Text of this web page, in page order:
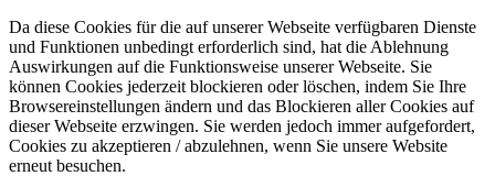
Da diese Cookies für die auf unserer Webseite verfügbaren Dienste
und Funktionen unbedingt erforderlich sind, hat die Ablehnung
Auswirkungen auf die Funktionsweise unserer Webseite. Sie
können Cookies jederzeit blockieren oder löschen, indem Sie Ihre
Browsereinstellungen ändern und das Blockieren aller Cookies auf
dieser Webseite erzwingen. Sie werden jedoch immer aufgefordert,
Cookies zu akzeptieren / abzulehnen, wenn Sie unsere Website
erneut besuchen.